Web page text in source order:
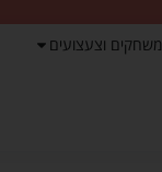
משחקים וצעצועים